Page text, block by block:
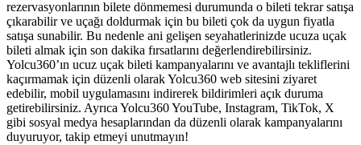
rezervasyonlarının bilete dönmemesi durumunda o bileti tekrar satışa
çıkarabilir ve uçağı doldurmak için bu bileti çok da uygun fiyatla
satışa sunabilir. Bu nedenle ani gelişen seyahatlerinizde ucuza uçak
bileti almak için son dakika fırsatlarını değerlendirebilirsiniz.
Yolcu360’ın ucuz uçak bileti kampanyalarını ve avantajlı tekliflerini
kaçırmamak için düzenli olarak Yolcu360 web sitesini ziyaret
edebilir, mobil uygulamasını indirerek bildirimleri açık duruma
getirebilirsiniz. Ayrıca Yolcu360 YouTube, Instagram, TikTok, X
gibi sosyal medya hesaplarından da düzenli olarak kampanyalarını
duyuruyor, takip etmeyi unutmayın!